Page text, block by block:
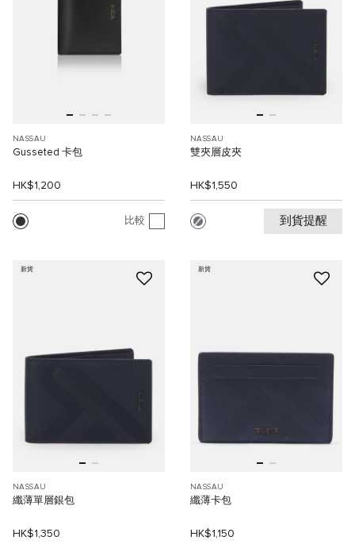
NASSAU
Gusseted 卡包
HK$1,200
比較
NASSAU
雙夾層皮夾
HK$1,550
到貨提醒
新貨
NASSAU
纖薄單層銀包
HK$1,350
新貨
NASSAU
纖薄卡包
HK$1,150